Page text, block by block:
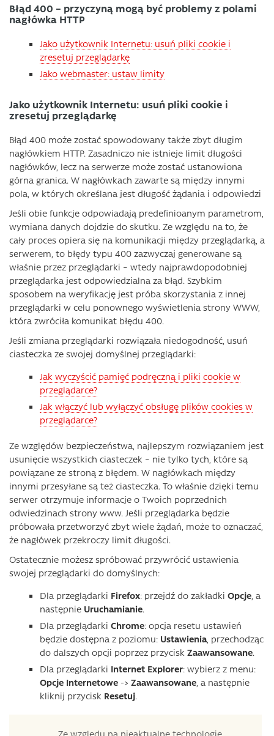
Błąd 400 – przyczyną mogą być problemy z polami
nagłówka HTTP
Jako użytkownik Internetu: usuń pliki cookie i
zresetuj przeglądarkę
Jako webmaster: ustaw limity
Jako użytkownik Internetu: usuń pliki cookie i
zresetuj przeglądarkę
Błąd 400 może zostać spowodowany także zbyt długim
nagłówkiem HTTP. Zasadniczo nie istnieje limit długości
nagłówków, lecz na serwerze może zostać ustanowiona
górna granica. W nagłówkach zawarte są między innymi
pola, w których określana jest długość żądania i odpowiedzi
Jeśli obie funkcje odpowiadają predefinioanym parametrom,
wymiana danych dojdzie do skutku. Ze względu na to, że
cały proces opiera się na komunikacji między przeglądarką, a
serwerem, to błędy typu 400 zazwyczaj generowane są
właśnie przez przeglądarki – wtedy najprawdopodobniej
przeglądarka jest odpowiedzialna za błąd. Szybkim
sposobem na weryfikację jest próba skorzystania z innej
przeglądarki w celu ponownego wyświetlenia strony WWW,
która zwróciła komunikat błędu 400.
Jeśli zmiana przeglądarki rozwiązała niedogodność, usuń
ciasteczka ze swojej domyślnej przeglądarki:
Jak wyczyścić pamięć podręczną i pliki cookie w
przeglądarce?
Jak włączyć lub wyłączyć obsługę plików cookies w
przeglądarce?
Ze względów bezpieczeństwa, najlepszym rozwiązaniem jest
usunięcie wszystkich ciasteczek – nie tylko tych, które są
powiązane ze stroną z błędem. W nagłówkach między
innymi przesyłane są też ciasteczka. To właśnie dzięki temu
serwer otrzymuje informacje o Twoich poprzednich
odwiedzinach strony www. Jeśli przeglądarka będzie
próbowała przetworzyć zbyt wiele żądań, może to oznaczać,
że nagłówek przekroczy limit długości.
Ostatecznie możesz spróbować przywrócić ustawienia
swojej przeglądarki do domyślnych:
Dla przeglądarki Firefox: przejdź do zakładki Opcje , a
następnie Uruchamianie.
Dla przeglądarki Chrome: opcja resetu ustawień
będzie dostępna z poziomu: Ustawienia, przechodząc
do dalszych opcji poprzez przycisk Zaawansowane.
Dla przeglądarki Internet Explorer: wybierz z menu:
Opcje Internetowe -> Zaawansowane , a następnie
kliknij przycisk Resetuj.
Ze względu na nieaktualne technologie